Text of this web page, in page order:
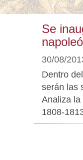
Se
30/08/
Dentro
serán las
Analiza la
1808-